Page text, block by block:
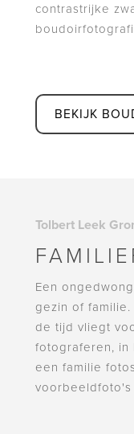
contrastrijke
BEKIJK
Tolbert Leek
Een
gezin of
de tijd vliegt
fotograferen, in
een familie
voorbeeldfoto's